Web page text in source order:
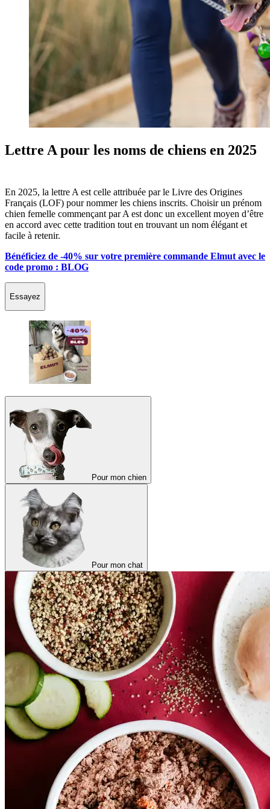
Lettre A pour les noms de chiens en 2025
En 2025, la lettre A est celle attribuée par le Livre des Origines
Français (LOF) pour nommer les chiens inscrits. Choisir un prénom
chien femelle commençant par A est donc un excellent moyen d’être
en accord avec cette tradition tout en trouvant un nom élégant et
facile à retenir.
Bénéficiez de -40% sur votre première commande Elmut avec le
code promo : BLOG
Essayez
Pour mon chien
Pour mon chat